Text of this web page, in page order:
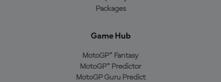
Packages
Game Hub
MotoGP™ Fantasy
MotoGP™ Predictor
MotoGP Guru Predict